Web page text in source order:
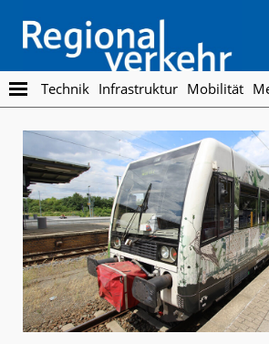
main
content
footer
Regionalverkehr
Die
Fachzeitschrift
den
Öffentlichen
Personennahverkehr
Technik Infrastruktur Mobilität